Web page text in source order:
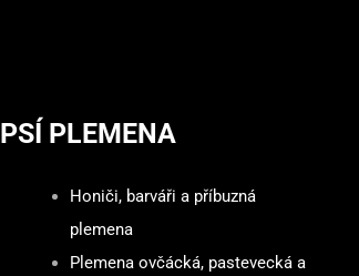
PSÍ PLEMENA
Honiči, barváři a příbuzná
plemena
Plemena ovčácká, pastevecká a